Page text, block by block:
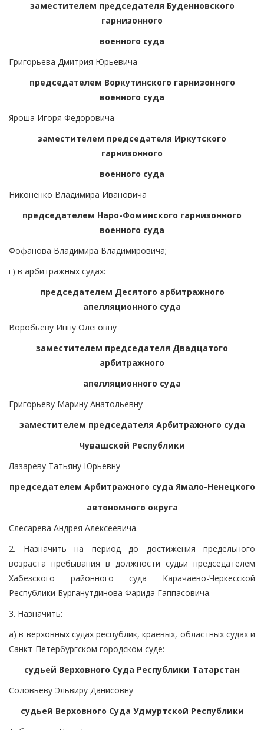
заместителем председателя Буденновского
гарнизонного
военного суда
Григорьева Дмитрия Юрьевича
председателем Воркутинского гарнизонного
военного суда
Яроша Игоря Федоровича
заместителем председателя Иркутского
гарнизонного
военного суда
Никоненко Владимира Ивановича
председателем Наро-Фоминского гарнизонного
военного суда
Фофанова Владимира Владимировича;
г) в арбитражных судах:
председателем Десятого арбитражного
апелляционного суда
Воробьеву Инну Олеговну
заместителем председателя Двадцатого
арбитражного
апелляционного суда
Григорьеву Марину Анатольевну
заместителем председателя Арбитражного суда
Чувашской Республики
Лазареву Татьяну Юрьевну
председателем Арбитражного суда Ямало-Ненецкого
автономного округа
Слесарева Андрея Алексеевича.
2. Назначить на период до достижения предельного
возраста пребывания в должности судьи председателем
Хабезского районного суда Карачаево-Черкесской
Республики Бурганутдинова Фарида Гаппасовича.
3. Назначить:
а) в верховных судах республик, краевых, областных судах и
Санкт-Петербургском городском суде:
судьей Верховного Суда Республики Татарстан
Соловьеву Эльвиру Данисовну
судьей Верховного Суда Удмуртской Республики